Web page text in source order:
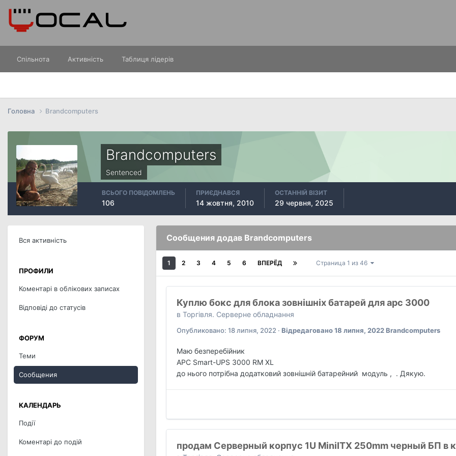
Спільнота Активність Таблиця лідерів
Головна Brandcomputers
Brandcomputers
Sentenced
ВСЬОГО ПОВІДОМЛЕНЬ
106
ПРИЄДНАВСЯ
14 жовтня, 2010
ОСТАННІЙ ВІЗИТ
29 червня, 2025
Вся активність
ПРОФИЛИ
Коментарі в облікових записах
Відповіді до статусів
ФОРУМ
Теми
Сообщения
КАЛЕНДАРЬ
Події
Коментарі до подій
Сообщения додав Brandcomputers
1 2 3 4 5 6 ВПЕРЁД Страница 1 из 46
Куплю бокс для блока зовнішніх батарей для apc 3000
в Торгівля. Серверне обладнання
Опубликовано: 18 липня, 2022 · Відредаговано18 липня, 2022Brandcomputers
Маю безперебійник
APC Smart-UPS 3000 RM XL
до нього потрібна додатковий зовнішній батарейний модуль , . Дякую.
продам Серверный корпус 1U MiniITX 250mm черный БП в